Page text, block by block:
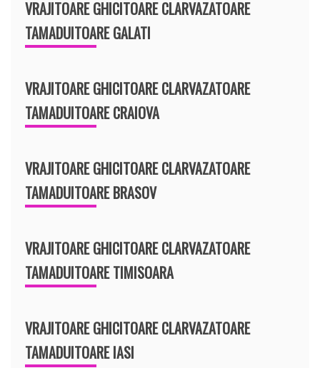
VRAJITOARE GHICITOARE CLARVAZATOARE
TAMADUITOARE GALATI
VRAJITOARE GHICITOARE CLARVAZATOARE
TAMADUITOARE CRAIOVA
VRAJITOARE GHICITOARE CLARVAZATOARE
TAMADUITOARE BRASOV
VRAJITOARE GHICITOARE CLARVAZATOARE
TAMADUITOARE TIMISOARA
VRAJITOARE GHICITOARE CLARVAZATOARE
TAMADUITOARE IASI